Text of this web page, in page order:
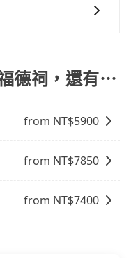
馬上來預約
客的人來說就有不
。一天包車的價格
建議可以直接上旅
適合的旅店與房
折，如果又有加入
用的線上訂房平台
來說，線上刷卡付款
空房，事後也不用
作。但有些較冷門
同時上架而發生超
德祠，還有⋯
from NT$5900
from NT$7850
from NT$7400